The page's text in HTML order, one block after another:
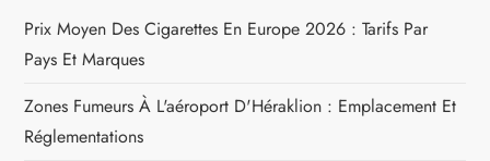
r
t
i
Prix Moyen Des Cigarettes En Europe 2026 : Tarifs Par
Pays Et Marques
Zones Fumeurs À L'aéroport D'Héraklion : Emplacement Et
Réglementations